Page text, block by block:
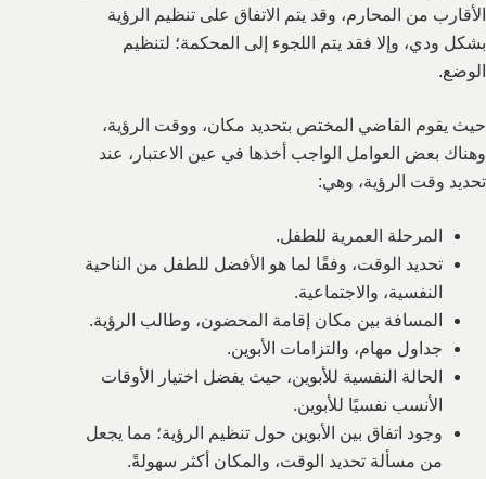
الأقارب من المحارم، وقد يتم الاتفاق على تنظيم الرؤية
بشكل ودي، وإلا فقد يتم اللجوء إلى المحكمة؛ لتنظيم
الوضع.
حيث يقوم القاضي المختص بتحديد مكان، ووقت الرؤية،
وهناك بعض العوامل الواجب أخذها في عين الاعتبار، عند
تحديد وقت الرؤية، وهي:
المرحلة العمرية للطفل.
تحديد الوقت، وفقًا لما هو الأفضل للطفل من الناحية
النفسية، والاجتماعية.
المسافة بين مكان إقامة المحضون، وطالب الرؤية.
جداول مهام، والتزامات الأبوين.
الحالة النفسية للأبوين، حيث يفضل اختيار الأوقات
الأنسب نفسيًا للأبوين.
وجود اتفاق بين الأبوين حول تنظيم الرؤية؛ مما يجعل
من مسألة تحديد الوقت، والمكان أكثر سهولةً.